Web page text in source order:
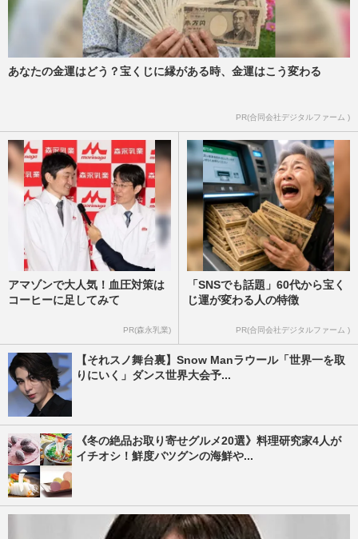
あなたの金運はどう？宝くじに縁がある時、金運はこう変わる
PR(合同会社デジタルファーム )
アマゾンで大人気！血圧対策は
コーヒーに足してみて
PR(森永乳業)
「SNSでも話題」60代から宝く
じ運が変わる人の特徴
PR(合同会社デジタルファーム )
【それスノ舞台裏】Snow Manラウール「世界一を取
りにいく」ダンス世界大会予...
《冬の絶品お取り寄せグルメ20選》料理研究家4人が
イチオシ！鮮度バツグンの海鮮や...